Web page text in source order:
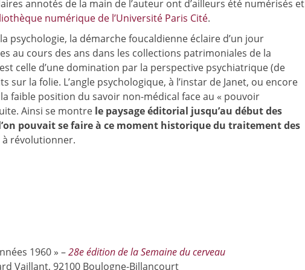
annotés de la main de l’auteur ont d’ailleurs été numérisés et
numérique de l’Université Paris Cité.
psychologie, la démarche foucaldienne éclaire d’un jour
au cours des ans dans les collections patrimoniales de la
celle d’une domination par la perspective psychiatrique (de
sur la folie. L’angle psychologique, à l’instar de Janet, ou encore
faible position du savoir non-médical face au « pouvoir
Ainsi se montre le paysage éditorial jusqu’au début des
pouvait se faire à ce moment historique du traitement des
à révolutionner.
1960 » –28e édition de la Semaine du cerveau
Vaillant, 92100 Boulogne-Billancourt